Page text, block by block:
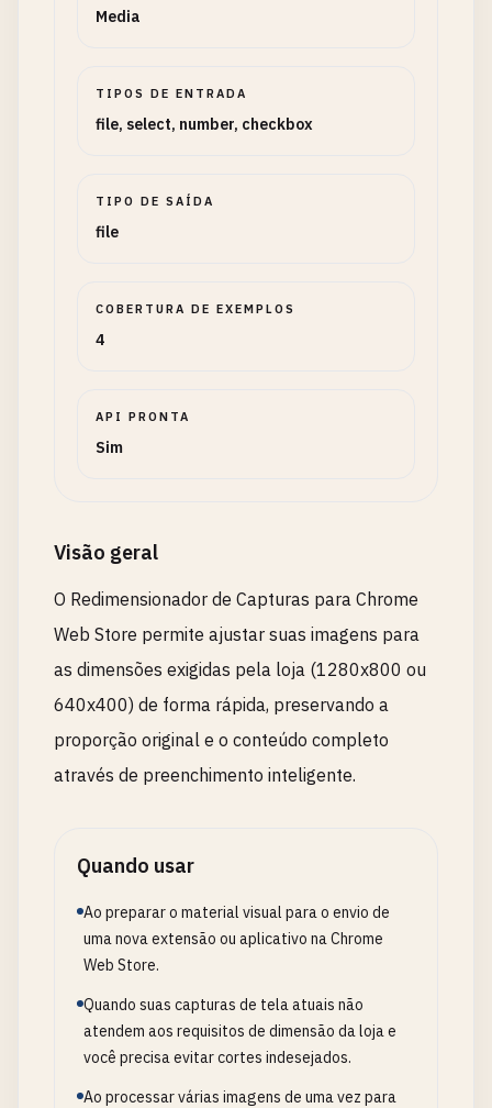
Media
TIPOS DE ENTRADA
file, select, number, checkbox
TIPO DE SAÍDA
file
COBERTURA DE EXEMPLOS
4
API PRONTA
Sim
Visão geral
O Redimensionador de Capturas para Chrome
Web Store permite ajustar suas imagens para
as dimensões exigidas pela loja (1280x800 ou
640x400) de forma rápida, preservando a
proporção original e o conteúdo completo
através de preenchimento inteligente.
Quando usar
Ao preparar o material visual para o envio de
uma nova extensão ou aplicativo na Chrome
Web Store.
Quando suas capturas de tela atuais não
atendem aos requisitos de dimensão da loja e
você precisa evitar cortes indesejados.
Ao processar várias imagens de uma vez para